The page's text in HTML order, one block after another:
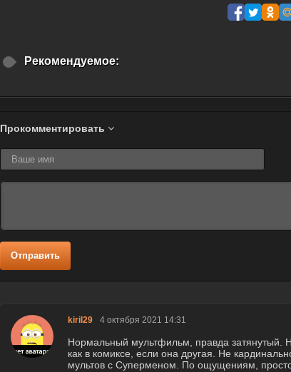
Рекомендуемое:
Прокомментировать
Отправить
kiril29 4 октября 2021 14:31
Нормальный мультфильм, правда затянутый.
как в комиксе, если она другая. Не
мультов с Суперменом. По ощущениям,